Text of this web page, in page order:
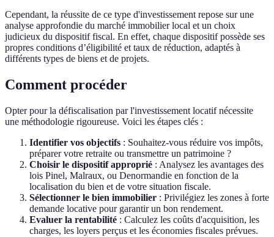
Cependant, la réussite de ce type d'investissement repose sur une
analyse approfondie du marché immobilier local et un choix
judicieux du dispositif fiscal. En effet, chaque dispositif possède ses
propres conditions d’éligibilité et taux de réduction, adaptés à
différents types de biens et de projets.
Comment procéder
Opter pour la défiscalisation par l'investissement locatif nécessite
une méthodologie rigoureuse. Voici les étapes clés :
Identifier vos objectifs : Souhaitez-vous réduire vos impôts,
préparer votre retraite ou transmettre un patrimoine ?
Choisir le dispositif approprié : Analysez les avantages des
lois Pinel, Malraux, ou Denormandie en fonction de la
localisation du bien et de votre situation fiscale.
Sélectionner le bien immobilier : Privilégiez les zones à forte
demande locative pour garantir un bon rendement.
Evaluer la rentabilité : Calculez les coûts d'acquisition, les
charges, les loyers perçus et les économies fiscales prévues.